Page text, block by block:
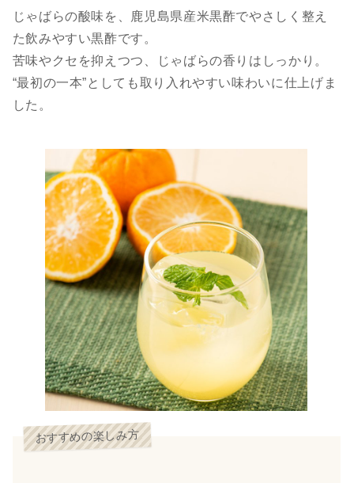
じゃばらの酸味を、鹿児島県産米黒酢でやさしく整え
た飲みやすい黒酢です。
苦味やクセを抑えつつ、じゃばらの香りはしっかり。
“最初の一本”としても取り入れやすい味わいに仕上げま
した。
おすすめの楽しみ方